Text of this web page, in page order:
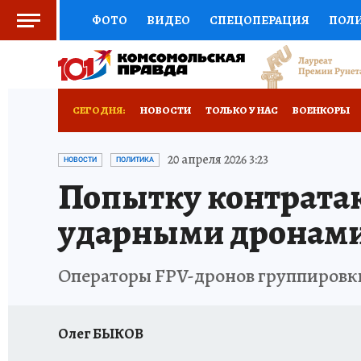
ФОТО ВИДЕО СПЕЦОПЕРАЦИЯ
СОЦПОДДЕРЖКА НАУКА СПОРТ
РЕКЛАМА ТЕСТЫ
СЕГОДНЯ: НОВОСТИ ТОЛЬКО У НАС ВОЕНКОРЫ
ИСПЫТАНО НА СЕБЕ
НОВОСТИ ПОЛИТИКА 20 апреля 2026 3:23
Попытку
ударными
Операторы FPV-дронов
Олег БЫКОВ